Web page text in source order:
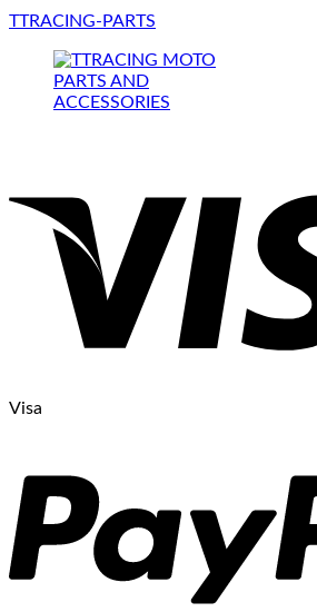
TTRACING-PARTS
Visa